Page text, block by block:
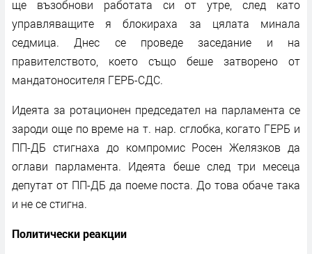
ще възобнови работата си от утре, след като
управляващите я блокираха за цялата минала
седмица. Днес се проведе заседание и на
правителството, което също беше затворено от
мандатоносителя ГЕРБ-СДС.
Идеята за ротационен председател на парламента се
зароди още по време на т. нар. сглобка, когато ГЕРБ и
ПП-ДБ стигнаха до компромис Росен Желязков да
оглави парламента. Идеята беше след три месеца
депутат от ПП-ДБ да поеме поста. До това обаче така
и не се стигна.
Политически реакции